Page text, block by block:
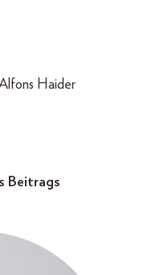
Haider
Beitrags